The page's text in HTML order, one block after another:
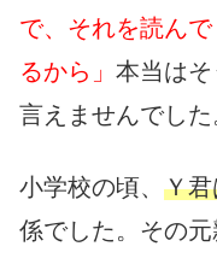
で、それを読ん
るから」 本当はそ
言えませんでした
小学校の頃、 Ｙ
係でした。その元